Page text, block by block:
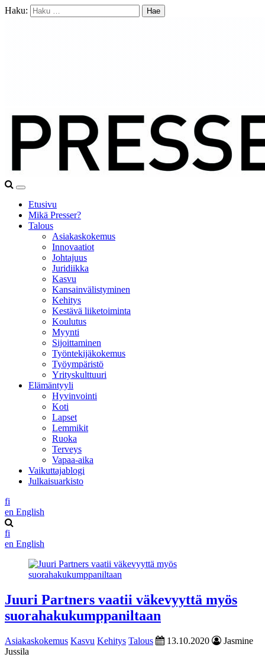
Haku:
Etusivu
Mikä Presser?
Talous
Asiakaskokemus
Innovaatiot
Johtajuus
Juridiikka
Kasvu
Kansainvälistyminen
Kehitys
Kestävä liiketoiminta
Koulutus
Myynti
Sijoittaminen
Työntekijäkokemus
Työympäristö
Yrityskulttuuri
Elämäntyyli
Hyvinvointi
Koti
Lapset
Lemmikit
Ruoka
Terveys
Vapaa-aika
Vaikuttajablogi
Julkaisuarkisto
fi
en English
fi
en English
Juuri Partners vaatii väkevyyttä myös
suorahakukumppaniltaan
Asiakaskokemus Kasvu Kehitys Talous 13.10.2020
Jasmine
Jussila